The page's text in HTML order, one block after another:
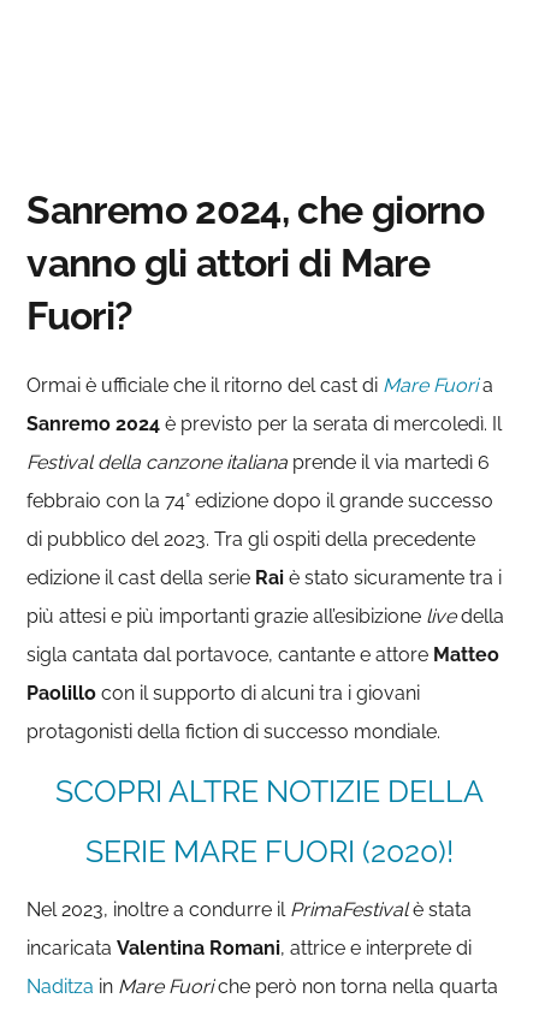
Sanremo 2024, che giorno
vanno gli attori di Mare
Fuori?
Ormai è ufficiale che il ritorno del cast di Mare Fuoria
Sanremo 2024 è previsto per la serata di mercoledì. Il
Festival della canzone italiana prende il via martedì 6
febbraio con la 74° edizione dopo il grande successo
di pubblico del 2023. Tra gli ospiti della precedente
edizione il cast della serie Rai è stato sicuramente tra i
più attesi e più importanti grazie all’esibizione livedella
sigla cantata dal portavoce, cantante e attore Matteo
Paolillo con il supporto di alcuni tra i giovani
protagonisti della fiction di successo mondiale.
SCOPRI ALTRE NOTIZIE DELLA
SERIE MARE FUORI (2020)!
Nel 2023, inoltre a condurre il PrimaFestivalè stata
incaricataValentina Romani, attrice e interprete di
Naditza in Mare Fuoriche però non torna nella quarta